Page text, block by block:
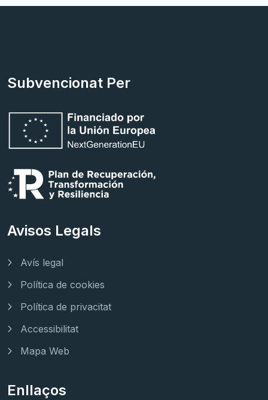
Subvencionat Per
Avisos Legals
Avís legal
Política de cookies
Política de privacitat
Accessibilitat
Mapa Web
Enllaços